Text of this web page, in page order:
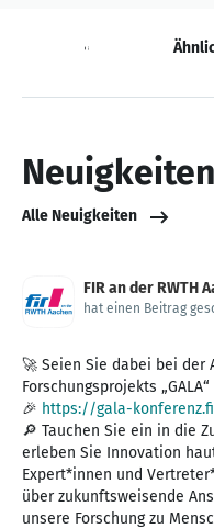
Neuigkeiten
Neuigkeiten
Alle Neuigkeiten
FIR an der RWTH
hat einen Beitrag
🚀 Seien Sie dabei bei der
Forschungsprojekts
🎉 https://gala-
🔎 Tauchen Sie ein in die
erleben Sie Innovation
Expert*innen und
über zukunftsweisende
unsere Forschung zu